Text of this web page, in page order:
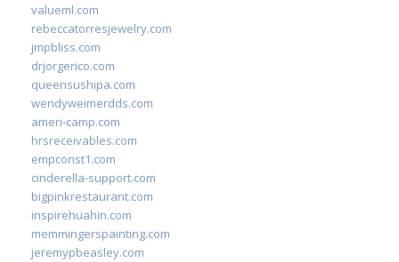
valueml.com
rebeccatorresjewelry.com
jmpbliss.com
drjorgerico.com
queensushipa.com
wendyweimerdds.com
ameri-camp.com
hrsreceivables.com
empconst1.com
cinderella-support.com
bigpinkrestaurant.com
inspirehuahin.com
memmingerspainting.com
jeremypbeasley.com